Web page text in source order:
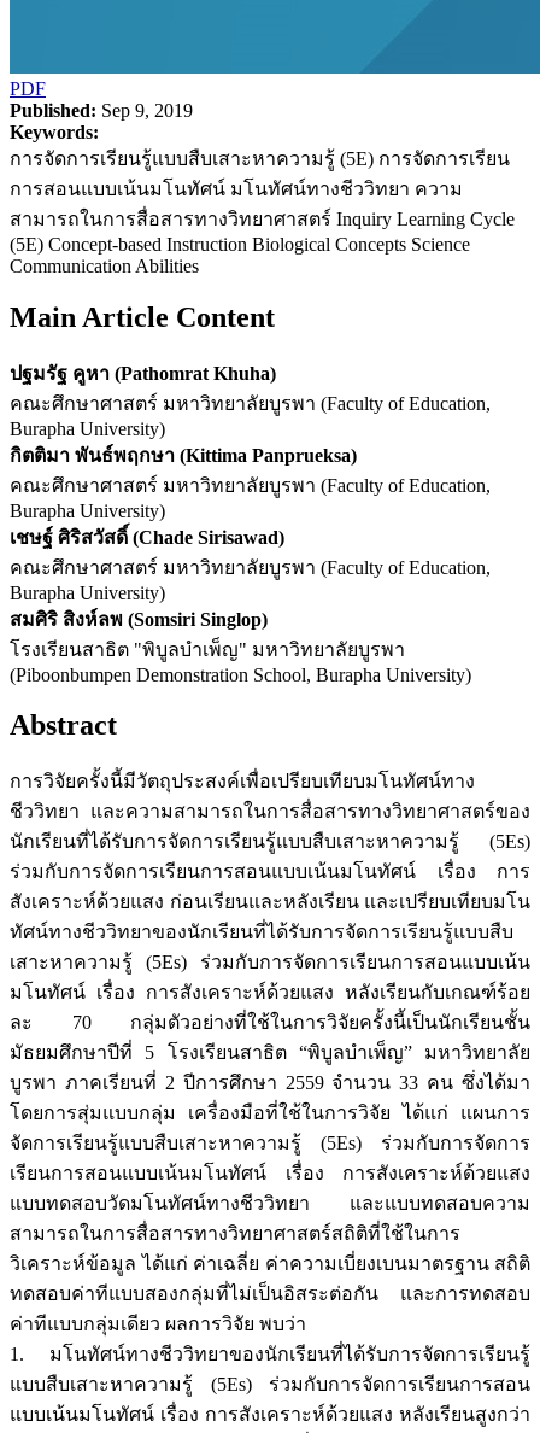
PDF
Published: Sep 9, 2019
Keywords:
การจัดการเรียนรู้แบบสืบเสาะหาความรู้ (5E) การจัดการเรียน
การสอนแบบเน้นมโนทัศน์ มโนทัศน์ทางชีววิทยา ความ
สามารถในการสื่อสารทางวิทยาศาสตร์ Inquiry Learning Cycle
(5E) Concept-based Instruction Biological Concepts Science
Communication Abilities
Main Article Content
ปฐมรัฐ คูหา (Pathomrat Khuha)
คณะศึกษาศาสตร์ มหาวิทยาลัยบูรพา (Faculty of Education,
Burapha University)
กิตติมา พันธ์พฤกษา (Kittima Panprueksa)
คณะศึกษาศาสตร์ มหาวิทยาลัยบูรพา (Faculty of Education,
Burapha University)
เชษฐ์ ศิริสวัสดิ์ (Chade Sirisawad)
คณะศึกษาศาสตร์ มหาวิทยาลัยบูรพา (Faculty of Education,
Burapha University)
สมศิริ สิงห์ลพ (Somsiri Singlop)
โรงเรียนสาธิต "พิบูลบำเพ็ญ" มหาวิทยาลัยบูรพา
(Piboonbumpen Demonstration School, Burapha University)
Abstract
การวิจัยครั้งนี้มีวัตถุประสงค์เพื่อเปรียบเทียบมโนทัศน์ทาง
ชีววิทยา และความสามารถในการสื่อสารทางวิทยาศาสตร์ของ
นักเรียนที่ได้รับการจัดการเรียนรู้แบบสืบเสาะหาความรู้ (5Es)
ร่วมกับการจัดการเรียนการสอนแบบเน้นมโนทัศน์ เรื่อง การ
สังเคราะห์ด้วยแสง ก่อนเรียนและหลังเรียน และเปรียบเทียบมโน
ทัศน์ทางชีววิทยาของนักเรียนที่ได้รับการจัดการเรียนรู้แบบสืบ
เสาะหาความรู้ (5Es) ร่วมกับการจัดการเรียนการสอนแบบเน้น
มโนทัศน์ เรื่อง การสังเคราะห์ด้วยแสง หลังเรียนกับเกณฑ์ร้อย
ละ 70 กลุ่มตัวอย่างที่ใช้ในการวิจัยครั้งนี้เป็นนักเรียนชั้น
มัธยมศึกษาปีที่ 5 โรงเรียนสาธิต “พิบูลบำเพ็ญ” มหาวิทยาลัย
บูรพา ภาคเรียนที่ 2 ปีการศึกษา 2559 จำนวน 33 คน ซึ่งได้มา
โดยการสุ่มแบบกลุ่ม เครื่องมือที่ใช้ในการวิจัย ได้แก่ แผนการ
จัดการเรียนรู้แบบสืบเสาะหาความรู้ (5Es) ร่วมกับการจัดการ
เรียนการสอนแบบเน้นมโนทัศน์ เรื่อง การสังเคราะห์ด้วยแสง
แบบทดสอบวัดมโนทัศน์ทางชีววิทยา และแบบทดสอบความ
สามารถในการสื่อสารทางวิทยาศาสตร์สถิติที่ใช้ในการ
วิเคราะห์ข้อมูล ได้แก่ ค่าเฉลี่ย ค่าความเบี่ยงเบนมาตรฐาน สถิติ
ทดสอบค่าทีแบบสองกลุ่มที่ไม่เป็นอิสระต่อกัน และการทดสอบ
ค่าทีแบบกลุ่มเดียว ผลการวิจัย พบว่า
1. มโนทัศน์ทางชีววิทยาของนักเรียนที่ได้รับการจัดการเรียนรู้
แบบสืบเสาะหาความรู้ (5Es) ร่วมกับการจัดการเรียนการสอน
แบบเน้นมโนทัศน์ เรื่อง การสังเคราะห์ด้วยแสง หลังเรียนสูงกว่า